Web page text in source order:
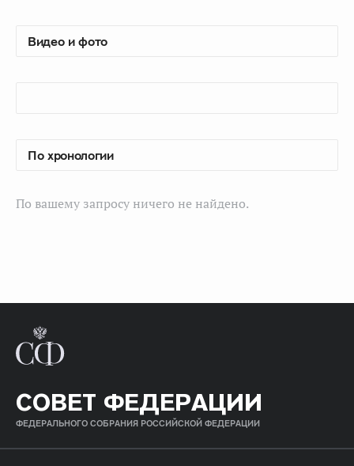
По вашему запросу ничего не найдено.
СОВЕТ ФЕДЕРАЦИИ
ФЕДЕРАЛЬНОГО СОБРАНИЯ РОССИЙСКОЙ ФЕДЕРАЦИИ